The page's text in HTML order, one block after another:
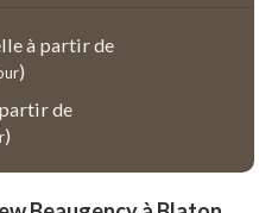
à partir de
)
de
)